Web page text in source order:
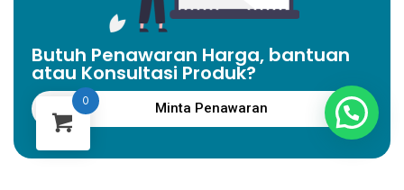
Butuh Penawaran Harga, bantuan
atau Konsultasi Produk?
Minta Penawaran
0